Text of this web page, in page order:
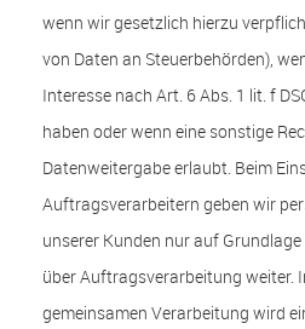
wenn wir gesetzlich hierzu
von Daten an Steuerbehörden),
Interesse nach Art. 6 Abs. 1 lit. f
haben oder wenn eine sonstige
Datenweitergabe erlaubt. Beim
Auftragsverarbeitern geben wir
unserer Kunden nur auf
über Auftragsverarbeitung weiter.
gemeinsamen Verarbeitung wird